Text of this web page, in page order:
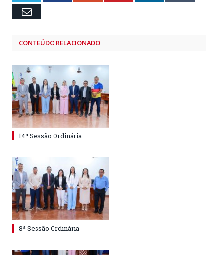
Email
CONTEÚDO RELACIONADO
14ª Sessão Ordinária
8ª Sessão Ordinária